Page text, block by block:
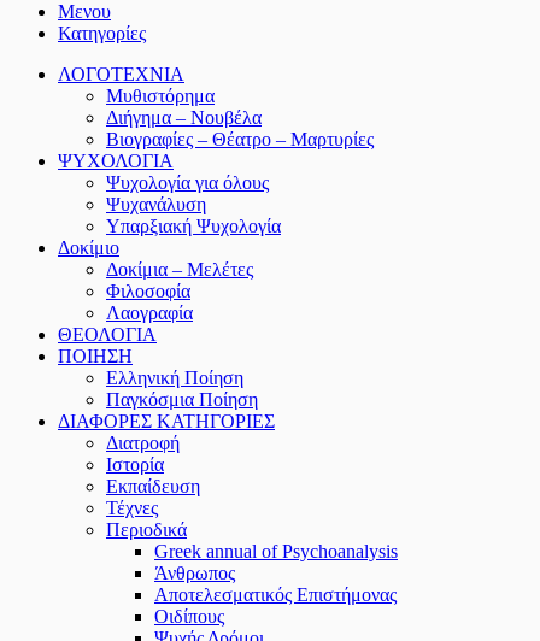
Μενου
Κατηγορίες
ΛΟΓΟΤΕΧΝΙΑ
Μυθιστόρημα
Διήγημα – Νουβέλα
Βιογραφίες – Θέατρο – Μαρτυρίες
ΨΥΧΟΛΟΓΙΑ
Ψυχολογία για όλους
Ψυχανάλυση
Υπαρξιακή Ψυχολογία
Δοκίμιο
Δοκίμια – Μελέτες
Φιλοσοφία
Λαογραφία
ΘΕΟΛΟΓΙΑ
ΠΟΙΗΣΗ
Ελληνική Ποίηση
Παγκόσμια Ποίηση
ΔΙΑΦΟΡΕΣ ΚΑΤΗΓΟΡΙΕΣ
Διατροφή
Ιστορία
Εκπαίδευση
Τέχνες
Περιοδικά
Greek annual of Psychoanalysis
Άνθρωπος
Αποτελεσματικός Επιστήμονας
Οιδίπους